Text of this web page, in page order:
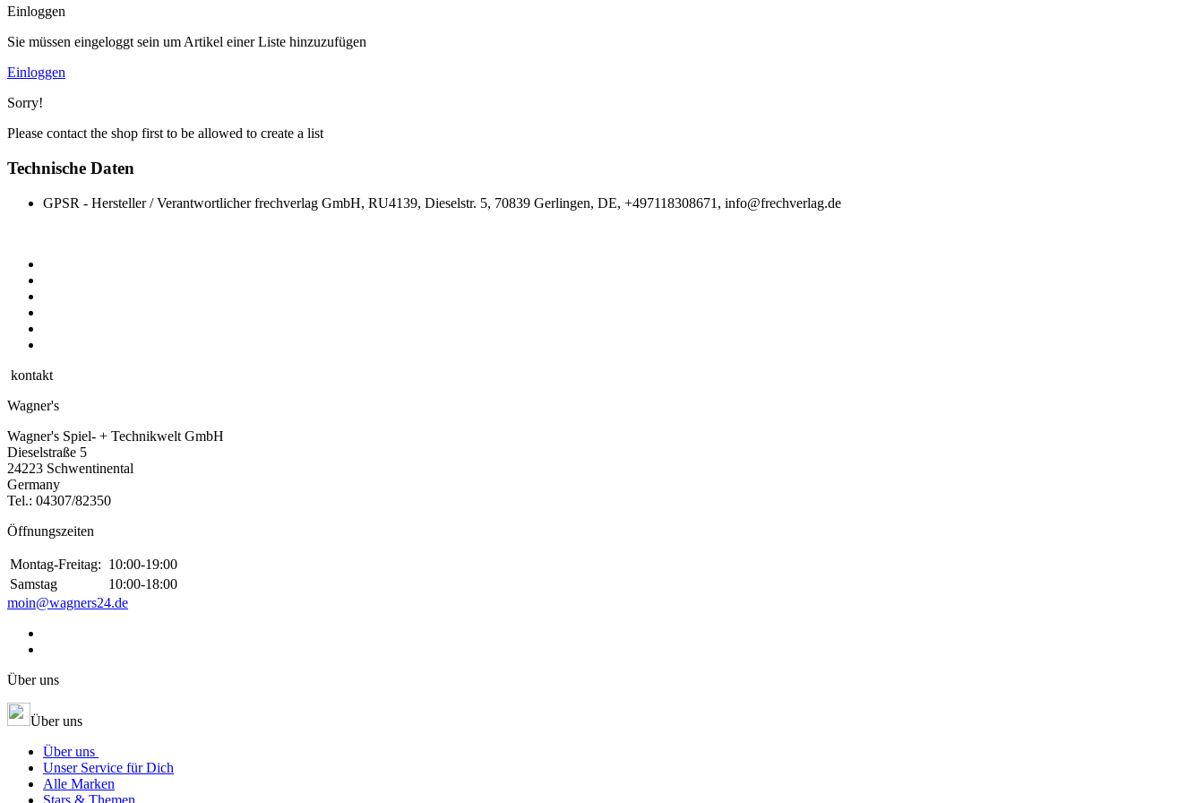
Einloggen
Sie müssen eingeloggt sein um Artikel einer Liste hinzuzufügen
Einloggen
Sorry!
Please contact the shop first to be allowed to create a list
Technische Daten
GPSR - Hersteller / Verantwortlicher frechverlag GmbH, RU4139, Dieselstr. 5, 70839 Gerlingen, DE, +497118308671, info@frechverlag.de
kontakt
Wagner's
Wagner's Spiel- + Technikwelt GmbH
Dieselstraße 5
24223 Schwentinental
Germany
Tel.: 04307/82350
Öffnungszeiten
Montag-Freitag: 10:00-19:00
Samstag
10:00-18:00
moin@wagners24.de
Über uns
Über uns
Über uns
Unser Service für Dich
Alle Marken
Stars & Themen